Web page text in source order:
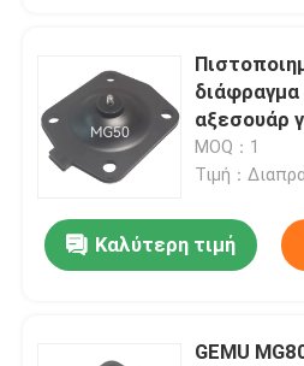
διάφραγμα
αξεσουάρ
ασέπτικών
διαμέτρου
MOQ：1
Τιμή：
Καλύτερη τιμή
GEMU